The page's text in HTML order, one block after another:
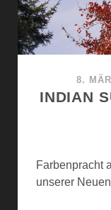
8.
INDIAN
Farbenpracht
unserer